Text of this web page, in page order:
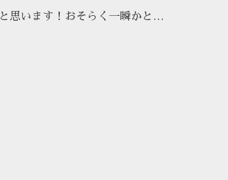
思います！おそらく一瞬かと…